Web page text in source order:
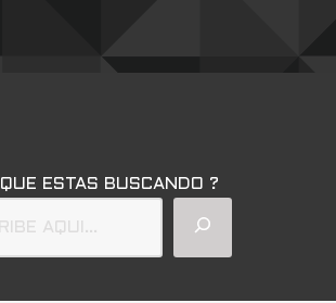
QUE ESTAS BUSCANDO ?